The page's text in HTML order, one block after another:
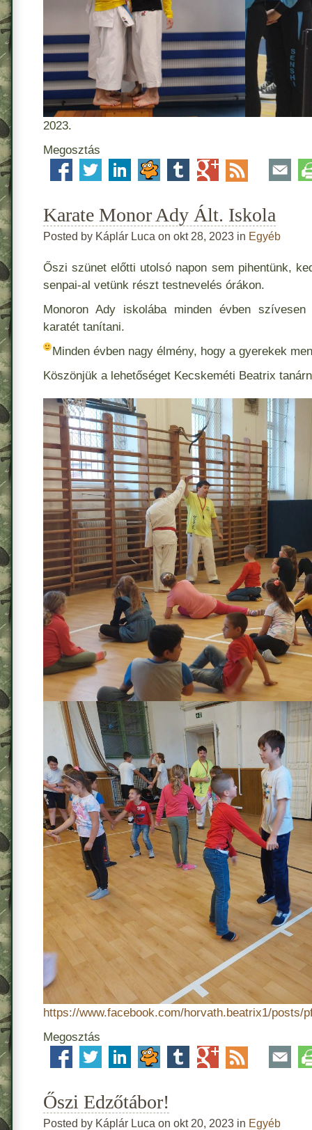
2023.
Megosztás
Karate Monor Ady Ált. Iskola
Posted by Káplár Luca on okt 28, 2023 in Egyéb
Őszi szünet előtti utolsó napon sem pihentünk,
senpai-al vetünk részt testnevelés órákon.
Monoron Ady iskolába minden évben
karatét tanítani.
Minden évben nagy élmény, hogy a gyerekek
Köszönjük a lehetőséget Kecskeméti Beatrix
https://www.facebook.com/horvath.beatrix1/posts/
Megosztás
Őszi Edzőtábor!
Posted by Káplár Luca on okt 20, 2023 in Egyéb